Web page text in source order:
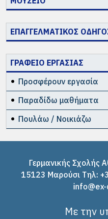
ΕΠΑΓΓΕΛΜΑΤΙΚΟΣ
ΓΡΑΦΕΙΟ ΕΡΓΑΣΙΑΣ
Προσφέρουν εργασία
Παραδίδω μαθήματα
Πουλάω / Νοικιάζω
Γερμανικής Σχολής
15123 Μαρούσι Tηλ:
Με την